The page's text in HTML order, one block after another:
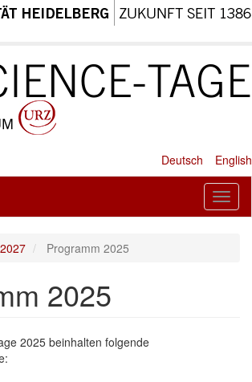
Deutsch English
Programm 2025
2025
2025 beinhalten folgende